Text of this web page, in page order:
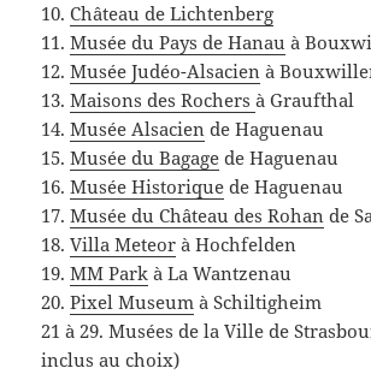
10.Château de Lichtenberg
11.Musée du Pays de Hanau à
12.Musée Judéo-Alsacien à
13.Maisons des Rochersà Graufthal
14.Musée Alsacien de Haguenau
15.Musée du Bagage de Haguenau
16.Musée Historique de Haguenau
17.Musée du Château des Rohan de
18.Villa Meteor à Hochfelden
19.MM Park à La Wantzenau
20.Pixel Museum à Schiltigheim
21 à 29. Musées de la Ville de
inclus au choix)